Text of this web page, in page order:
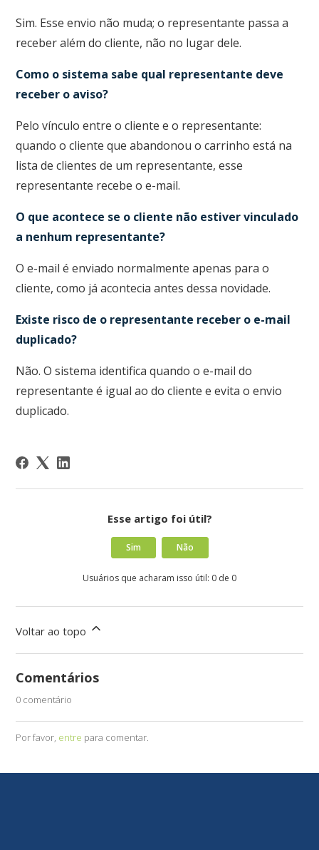
Sim. Esse envio não muda; o representante passa a
receber além do cliente, não no lugar dele.
Como o sistema sabe qual representante deve
receber o aviso?
Pelo vínculo entre o cliente e o representante:
quando o cliente que abandonou o carrinho está na
lista de clientes de um representante, esse
representante recebe o e-mail.
O que acontece se o cliente não estiver vinculado
a nenhum representante?
O e-mail é enviado normalmente apenas para o
cliente, como já acontecia antes dessa novidade.
Existe risco de o representante receber o e-mail
duplicado?
Não. O sistema identifica quando o e-mail do
representante é igual ao do cliente e evita o envio
duplicado.
Esse artigo foi útil?
Sim Não
Usuários que acharam isso útil: 0 de 0
Voltar ao topo
Comentários
0 comentário
Por favor, entre para comentar.